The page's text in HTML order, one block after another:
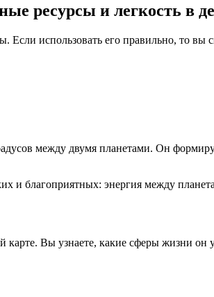
ресурсы и легкость в
использовать его правильно, то вы
между двумя планетами. Он
и благоприятных: энергия между
карте. Вы узнаете, какие сферы жизни он